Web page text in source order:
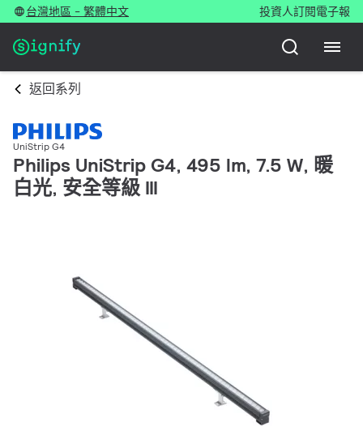
台灣地區 - 繁體中文 投資人訂閱電子報
返回系列
UniStrip G4
Philips UniStrip G4, 495 lm, 7.5 W, 暖
白光, 安全等級 III